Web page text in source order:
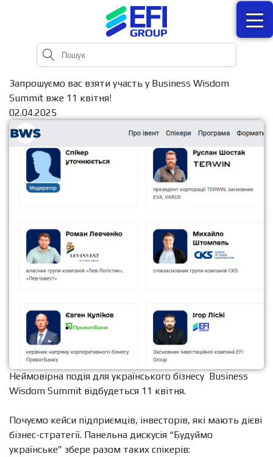
Запрошуємо вас взяти участь у Business Wisdom
Summit вже 11 квітня!
02.04.2025
Неймовірна подія для українського бізнесу Business
Wisdom Summit відбудеться 11 квітня.
Почуємо кейси підприємців, інвесторів, які мають дієві
бізнес-стратегії. Панельна дискусія “Будуймо
українське” збере разом таких спікерів: